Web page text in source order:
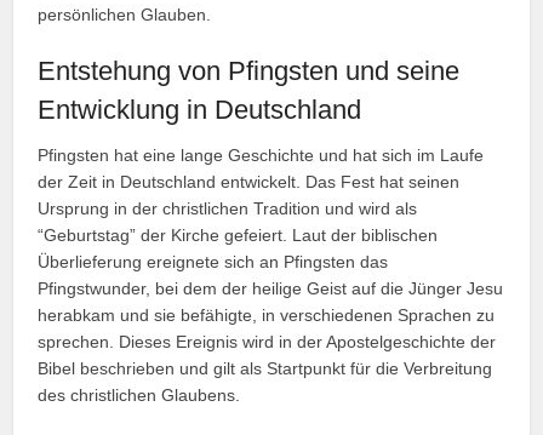
persönlichen Glauben.
Entstehung von Pfingsten und seine
Entwicklung in Deutschland
Pfingsten hat eine lange Geschichte und hat sich im Laufe
der Zeit in Deutschland entwickelt. Das Fest hat seinen
Ursprung in der christlichen Tradition und wird als
“Geburtstag” der Kirche gefeiert. Laut der biblischen
Überlieferung ereignete sich an Pfingsten das
Pfingstwunder, bei dem der heilige Geist auf die Jünger Jesu
herabkam und sie befähigte, in verschiedenen Sprachen zu
sprechen. Dieses Ereignis wird in der Apostelgeschichte der
Bibel beschrieben und gilt als Startpunkt für die Verbreitung
des christlichen Glaubens.